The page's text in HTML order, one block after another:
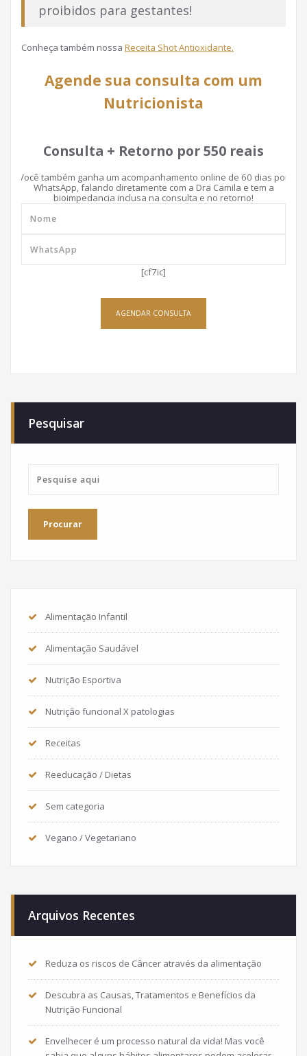
proibidos para gestantes!
Conheça também nossa Receita Shot Antioxidante.
Agende sua consulta com um
Nutricionista
Consulta + Retorno por 550 reais
Você também ganha um acompanhamento online de 60 dias por
WhatsApp, falando diretamente com a Dra Camila e tem a
bioimpedancia inclusa na consulta e no retorno!
[cf7ic]
AGENDAR CONSULTA
Pesquisar
Alimentação Infantil
Alimentação Saudável
Nutrição Esportiva
Nutrição funcional X patologias
Receitas
Reeducação / Dietas
Sem categoria
Vegano / Vegetariano
Arquivos Recentes
Reduza os riscos de Câncer através da alimentação
Descubra as Causas, Tratamentos e Benefícios da
Nutrição Funcional
Envelhecer é um processo natural da vida! Mas você